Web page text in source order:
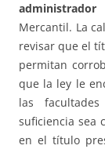
administrador
Mercantil. La
revisar que el
permitan
que la ley le
las
suficiencia sea
en el título